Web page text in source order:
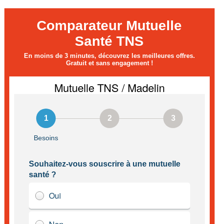
Comparateur Mutuelle
Santé TNS
En moins de 3 minutes, découvrez les meilleures offres.
Gratuit et sans engagement !